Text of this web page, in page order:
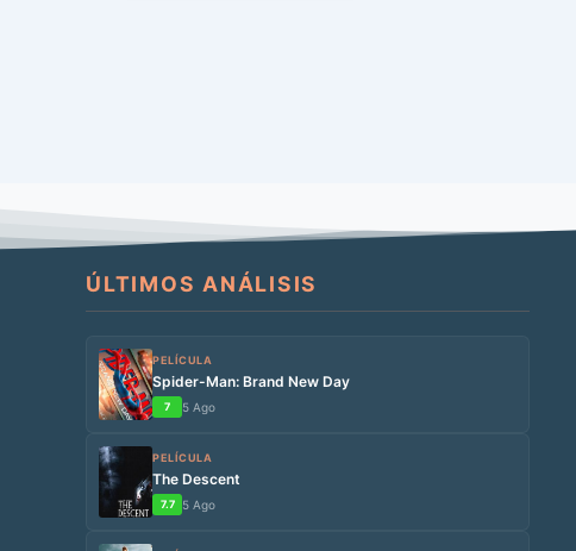
ÚLTIMOS ANÁLISIS
PELÍCULA
Spider-Man: Brand New Day
7 5 Ago
PELÍCULA
The Descent
7.7 5 Ago